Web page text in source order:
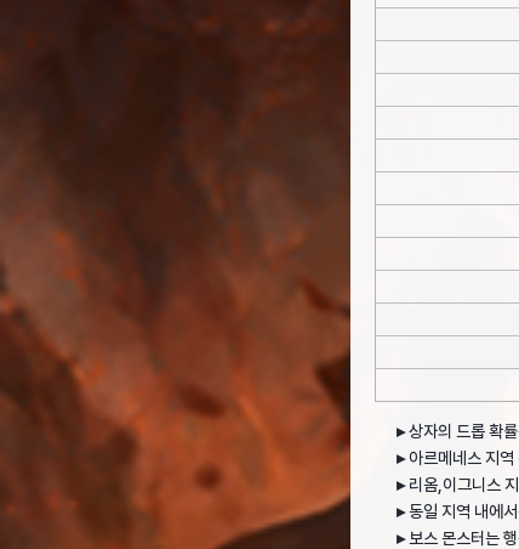
▸상자의 드롭 확
▸아르메네스 지역
▸리옴,이그니스
▸동일 지역 내에
▸ 보스 몬스터는